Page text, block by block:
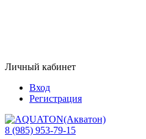
Личный кабинет
Вход
Регистрация
8 (985) 953-79-15